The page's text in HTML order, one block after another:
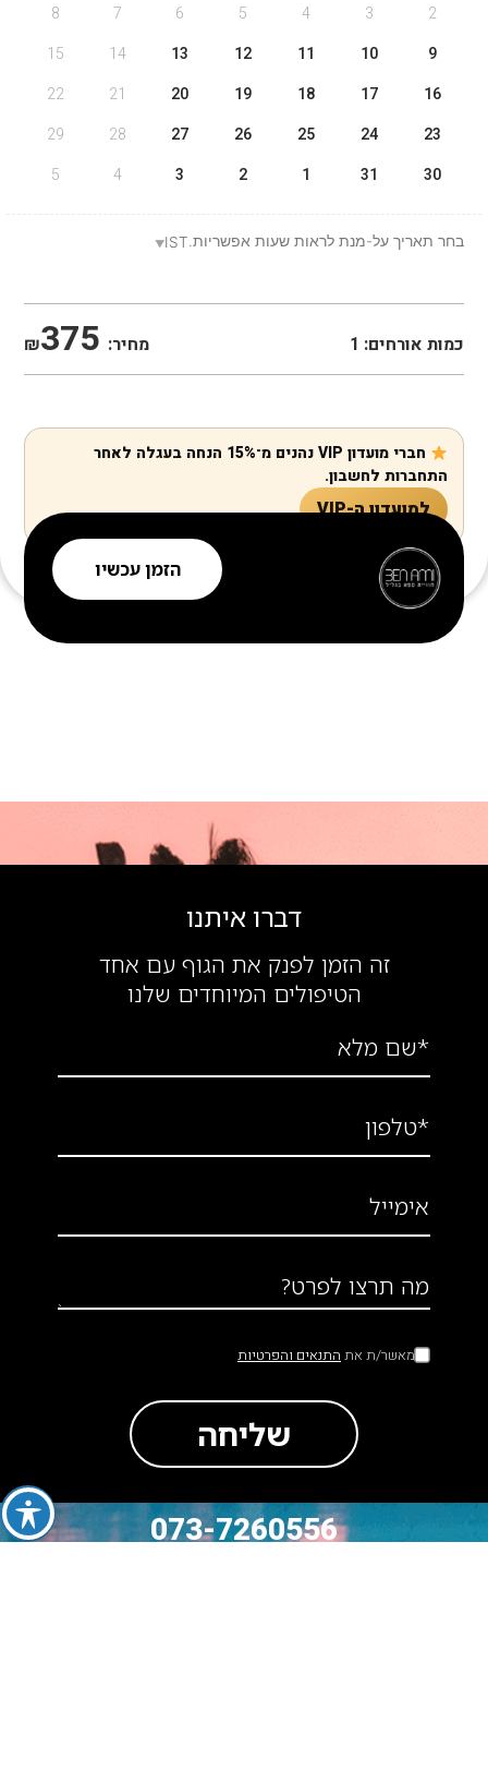
2
3
4
5
6
7
8
9
10
11
12
13
14
15
16
17
18
19
20
21
22
23
24
25
26
27
28
29
30
31
1
2
3
4
5
בחר תאריך על-מנת לראות שעות אפשריות. IST
כמות אורחים: 1 מחיר: 375
₪
הזמן עכשיו
חברי מועדון VIP נהנים מ־15% הנחה בעגלה לאחר
התחברות לחשבון.
למועדון ה-VIP
דברו איתנו
זה הזמן לפנק את הגוף עם אחד
הטיפולים המיוחדים שלנו
*שם מלא
*טלפון
אימייל
מה תרצו לפרט?
מאשר/ת את התנאים והפרטיות
שליחה
073-7260556 סה״כ לתשלום